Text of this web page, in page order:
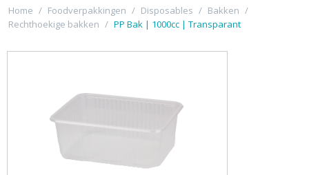
Home / Foodverpakkingen / Disposables / Bakken /
Rechthoekige bakken / PP Bak | 1000cc | Transparant